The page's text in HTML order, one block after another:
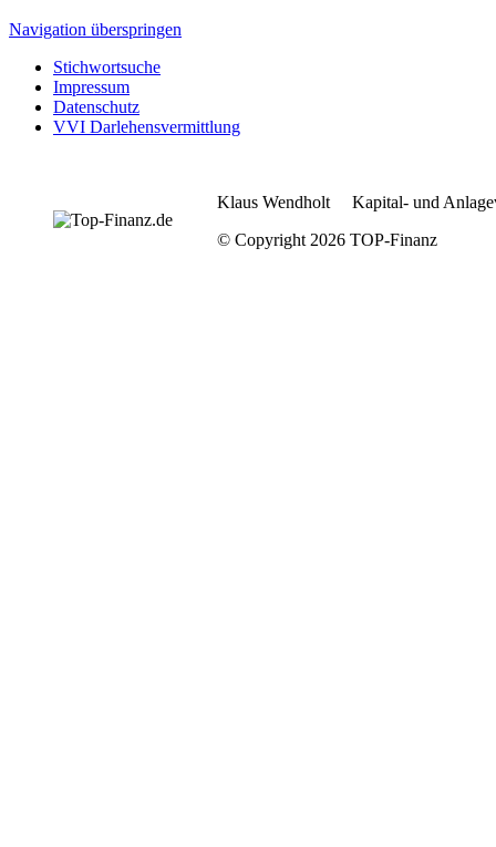
Navigation überspringen
Stichwortsuche
Impressum
Datenschutz
VVI Darlehensvermittlung
Klaus Wendholt Kapital- und
© Copyright 2026 TOP-Finanz